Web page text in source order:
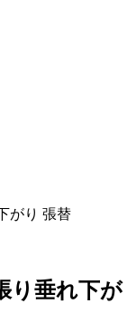
がり 張替
り垂れ下が